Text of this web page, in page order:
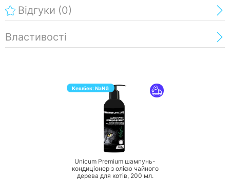
Відгуки (0)
Властивості
Кешбек:NaN₴
ПЕРЕЙТИ
Unicum Premium шампунь-
кондиціонер з олією чайного
дерева для котів, 200 мл.